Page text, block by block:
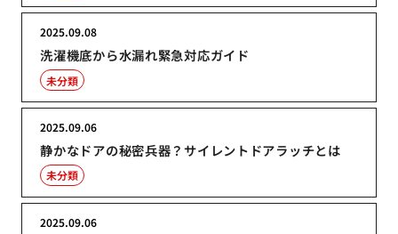
洗濯機底から水漏れ緊急対応ガイド
2025.09.08
未分類
静かなドアの秘密兵器？サイレントドアラッチとは
2025.09.06
未分類
2025.09.06